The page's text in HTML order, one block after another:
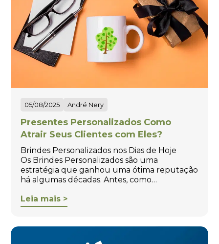
05/08/2025 André Nery
Presentes Personalizados Como
Atrair Seus Clientes com Eles?
Brindes Personalizados nos Dias de Hoje
Os Brindes Personalizados são uma
estratégia que ganhou uma ótima reputação
há algumas décadas. Antes, como…
Leia mais >